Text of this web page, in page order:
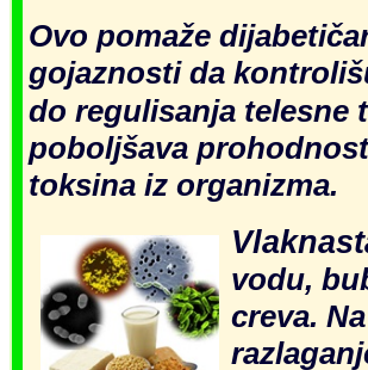
Ovo pomaže
gojaznosti da
do regulisanja telesne
poboljšava
toksina iz organizma.
vodu,
creva.